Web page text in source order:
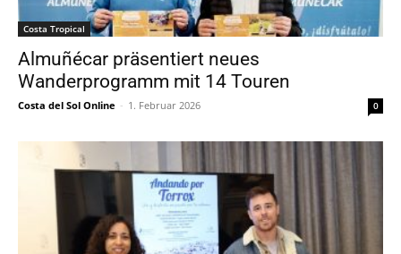
Costa Tropical
Almuñécar präsentiert neues
Wanderprogramm mit 14 Touren
Costa del Sol Online - 1. Februar 2026 0